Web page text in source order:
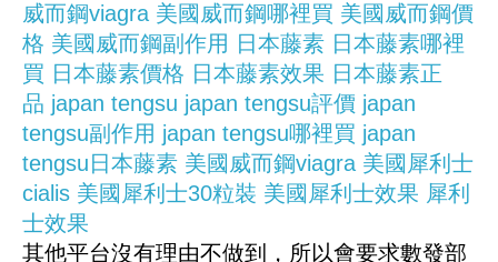
威而鋼viagra 美國威而鋼哪裡買 美國威而鋼價
格 美國威而鋼副作用 日本藤素 日本藤素哪裡
買 日本藤素價格 日本藤素效果 日本藤素正
品 japan tengsu japan tengsu評價 japan
tengsu副作用 japan tengsu哪裡買 japan
tengsu日本藤素 美國威而鋼viagra 美國犀利士
cialis 美國犀利士30粒裝 美國犀利士效果 犀利
士效果
其他平台沒有理由不做到，所以會要求數發部